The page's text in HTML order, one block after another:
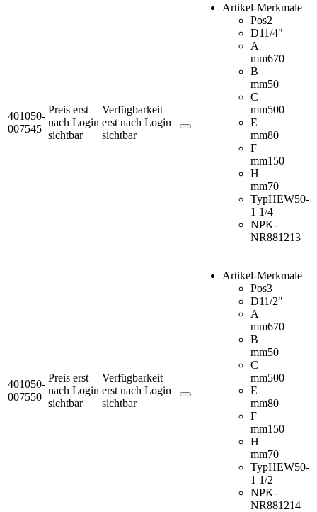
401050-
007545
Preis erst
nach Login
sichtbar
Verfügbarkeit
erst nach Login
sichtbar
Artikel-Merkmale
Pos2
D11/4"
A
mm670
B
mm50
C
mm500
E
mm80
F
mm150
H
mm70
TypHEW50-
1 1/4
NPK-
NR881213
401050-
007550
Preis erst
nach Login
sichtbar
Verfügbarkeit
erst nach Login
sichtbar
Artikel-Merkmale
Pos3
D11/2"
A
mm670
B
mm50
C
mm500
E
mm80
F
mm150
H
mm70
TypHEW50-
1 1/2
NPK-
NR881214